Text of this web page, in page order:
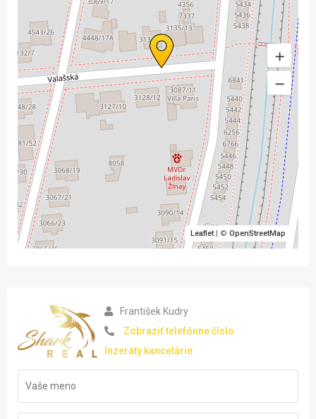
Leaflet| © OpenStreetMap
František Kudry
Zobraziť telefónne číslo
Inzeráty kancelárie